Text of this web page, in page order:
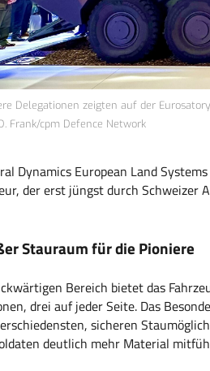
Delegationen zeigten auf der
Frank/cpm Defence Network
Dynamics European Land
der erst jüngst durch Schweizer
Stauraum für die Pioniere
Bereich bietet das
drei auf jeder Seite. Das
sicheren
deutlich mehr Material